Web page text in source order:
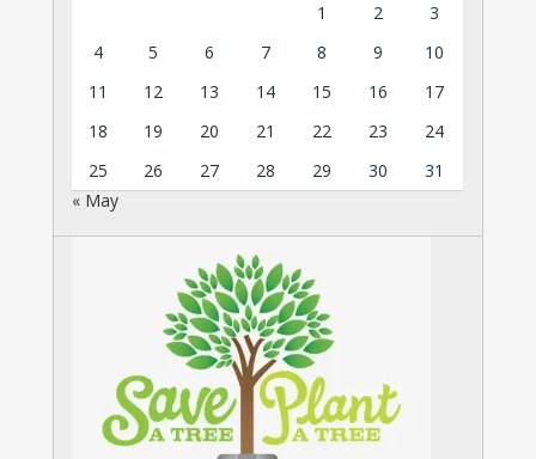
1
2
3
4
5 6 7 8 9
10
11
12 13 14 15 16
17
18
19 20 21 22 23
24
25
26 27 28 29 30
31
« May